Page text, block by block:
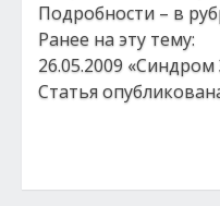
Подробности – в
Ранее на эту тему:
26.05.2009
Статья